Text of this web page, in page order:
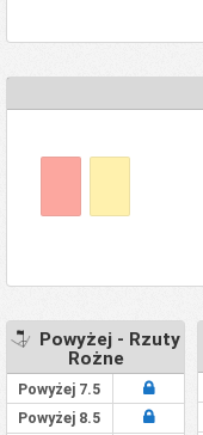
Powyżej - Rzuty
Rożne
Powyżej 7.5
Powyżej 8.5